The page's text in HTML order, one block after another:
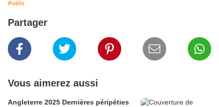
#vélo
Partager
Vous aimerez aussi
Angleterre 2025 Dernières péripéties